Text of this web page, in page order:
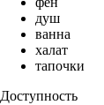
душ
ванна
халат
тапочки
Доступность